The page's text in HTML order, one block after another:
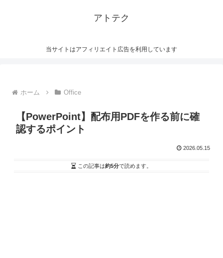
アトテク
当サイトはアフィリエイト広告を利用しています
ホーム Office
【PowerPoint】配布用PDFを作る前に確
認するポイント
2026.05.15
この記事は約5分で読めます。